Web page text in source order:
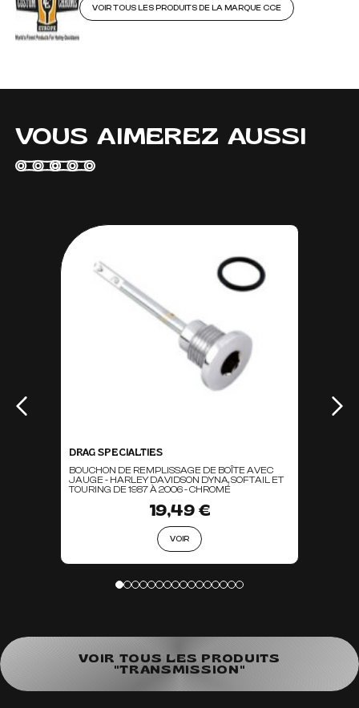
VOIR TOUS LES PRODUITS DE LA MARQUE CCE
VOUS AIMEREZ AUSSI
DRAG SPECIALTIES
BOUCHON DE REMPLISSAGE DE BOÎTE AVEC
JAUGE - HARLEY DAVIDSON DYNA, SOFTAIL ET
TOURING DE 1987 À 2006 - CHROMÉ
19,49 €
VOIR
VOIR TOUS LES PRODUITS
"TRANSMISSION"